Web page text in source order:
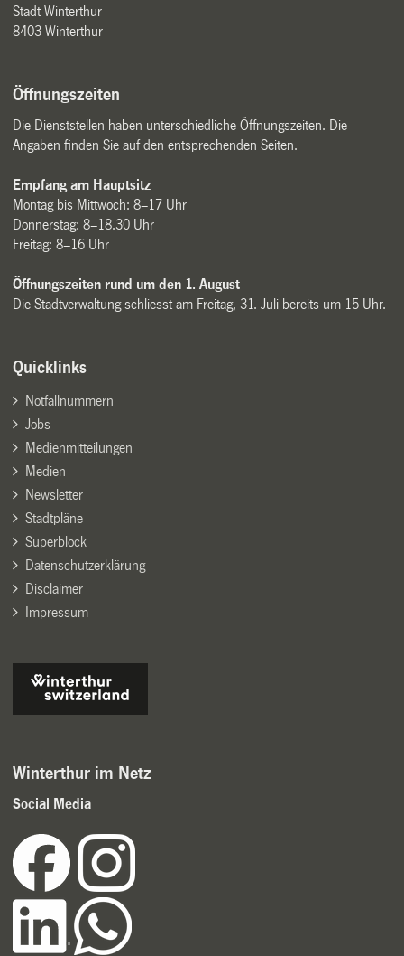
Stadt Winterthur
8403 Winterthur
Öffnungszeiten
Die Dienststellen haben unterschiedliche Öffnungszeiten. Die
Angaben finden Sie auf den entsprechenden Seiten.
Empfang am Hauptsitz
Montag bis Mittwoch: 8–17 Uhr
Donnerstag: 8–18.30 Uhr
Freitag: 8–16 Uhr
Öffnungszeiten rund um den 1. August
Die Stadtverwaltung schliesst am Freitag, 31. Juli bereits um 15 Uhr.
Quicklinks
Notfallnummern
Jobs
Medienmitteilungen
Medien
Newsletter
Stadtpläne
Superblock
Datenschutzerklärung
Disclaimer
Impressum
Winterthur im Netz
Social Media